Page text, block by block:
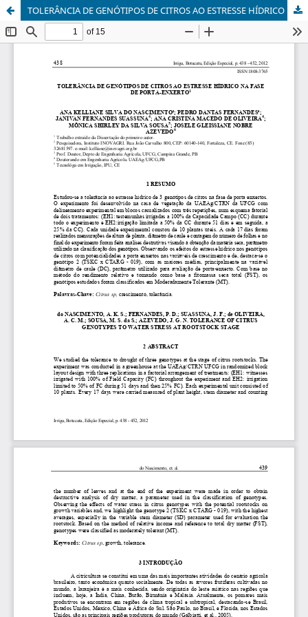
TOLERÂNCIA DE GENÓTIPOS DE CITROS AO ESTRESSE HÍDRICO NA FASE DE PORTA-ENXERTO1